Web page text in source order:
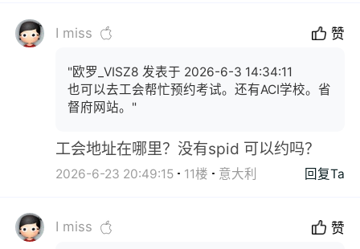
I miss 赞
"欧罗_VISZ8 发表于 2026-6-3 14:34:11
也可以去工会帮忙预约考试。还有ACI学校。省
督府网站。"
工会地址在哪里？没有spid 可以约吗？
2026-6-23 20:49:15 11楼 意大利 回复Ta
I miss 赞